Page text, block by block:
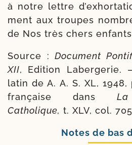
à notre lettre
ment aux troupes
de Nos très chers
Source :Document
XII, Edition Labergerie.
latin de A. A. S. XL,
fran­çaise dans
Catholique, t. XLV, col.
Notes de bas